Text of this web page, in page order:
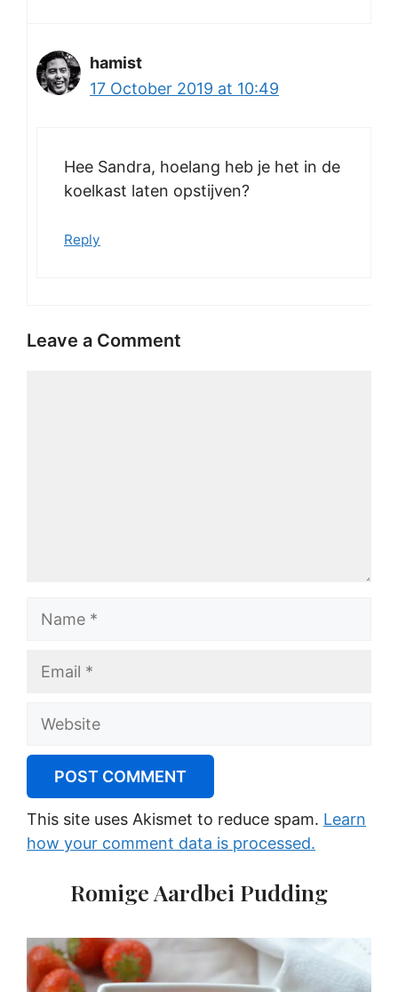
hamist
17 October 2019 at 10:49
Hee Sandra, hoelang heb je het in de
koelkast laten opstijven?
Reply
Leave a Comment
Name
Email
Website
This site uses Akismet to reduce spam. Learn
how your comment data is processed.
Romige Aardbei Pudding